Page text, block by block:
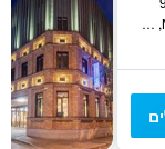
14 Merab Kostava Street, טביליסי, גאורגיה